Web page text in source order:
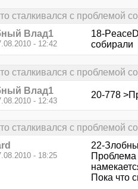
сталкивался с проблемой
Влад1
- 12:42
18-
собирали
сталкивался с проблемой
Влад1
- 12:43
20-778
сталкивался с проблемой
- 18:25
22-
Проблема
Пока что